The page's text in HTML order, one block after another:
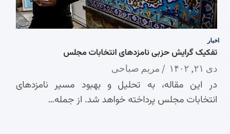
اخبار
تفکیک گرایش حزبی نامزدهای انتخابات مجلس
دی ۲۱, ۱۴۰۲ مریم صباحی
در این مقاله، به تحلیل و بهبود مسیر نامزدهای
انتخابات مجلس پرداخته خواهد شد. از جمله…